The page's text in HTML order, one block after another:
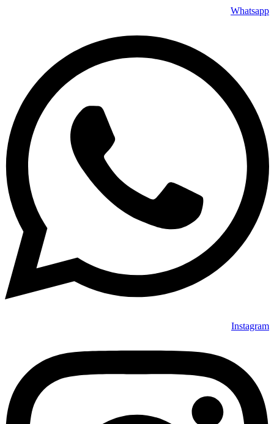
Whatsapp
Instagram